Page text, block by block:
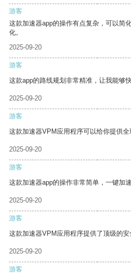
游客
这款加速器app的操作有点复杂，可以简
化。
2025-09-20
游客
这款app的路线规划非常精准，让我能够
2025-09-20
游客
这款加速器VPM应用程序可以给你提供全
2025-09-20
游客
这款加速器app的操作非常简单，一键加
2025-09-20
游客
这款加速器VPM应用程序提供了顶级的安
2025-09-20
游客